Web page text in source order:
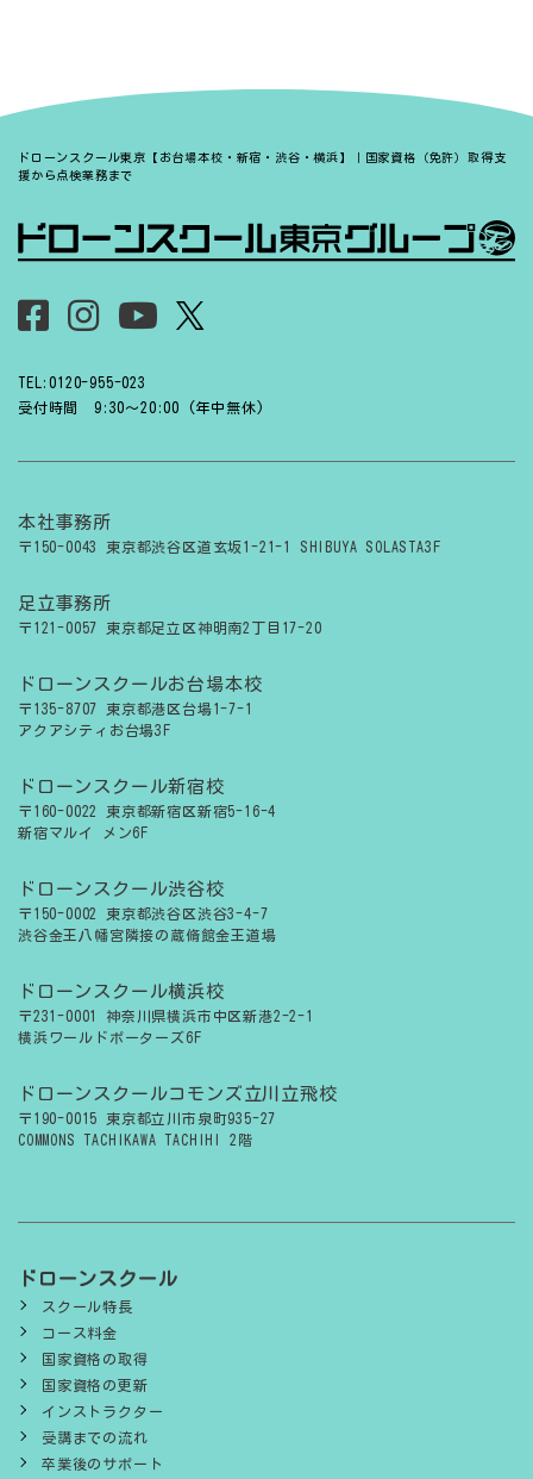
ドローンスクール東京【お台場本校・新宿・渋谷・横浜】｜国家資格（免許）取得支
援から点検業務まで
TEL:0120-955-023
受付時間 9:30〜20:00 (年中無休)
本社事務所
〒150-0043 東京都渋谷区道玄坂1-21-1 SHIBUYA SOLASTA3F
足立事務所
〒121-0057 東京都足立区神明南2丁目17-20
ドローンスクールお台場本校
〒135-8707 東京都港区台場1-7-1
アクアシティお台場3F
ドローンスクール新宿校
〒160-0022 東京都新宿区新宿5-16-4
新宿マルイ メン6F
ドローンスクール渋谷校
〒150-0002 東京都渋谷区渋谷3-4-7
渋谷金王八幡宮隣接の蔵脩館金王道場
ドローンスクール横浜校
〒231-0001 神奈川県横浜市中区新港2-2-1
横浜ワールドポーターズ6F
ドローンスクールコモンズ立川立飛校
〒190-0015 東京都立川市泉町935-27
COMMONS TACHIKAWA TACHIHI 2階
ドローンスクール
スクール特長
コース料金
国家資格の取得
国家資格の更新
インストラクター
受講までの流れ
卒業後のサポート